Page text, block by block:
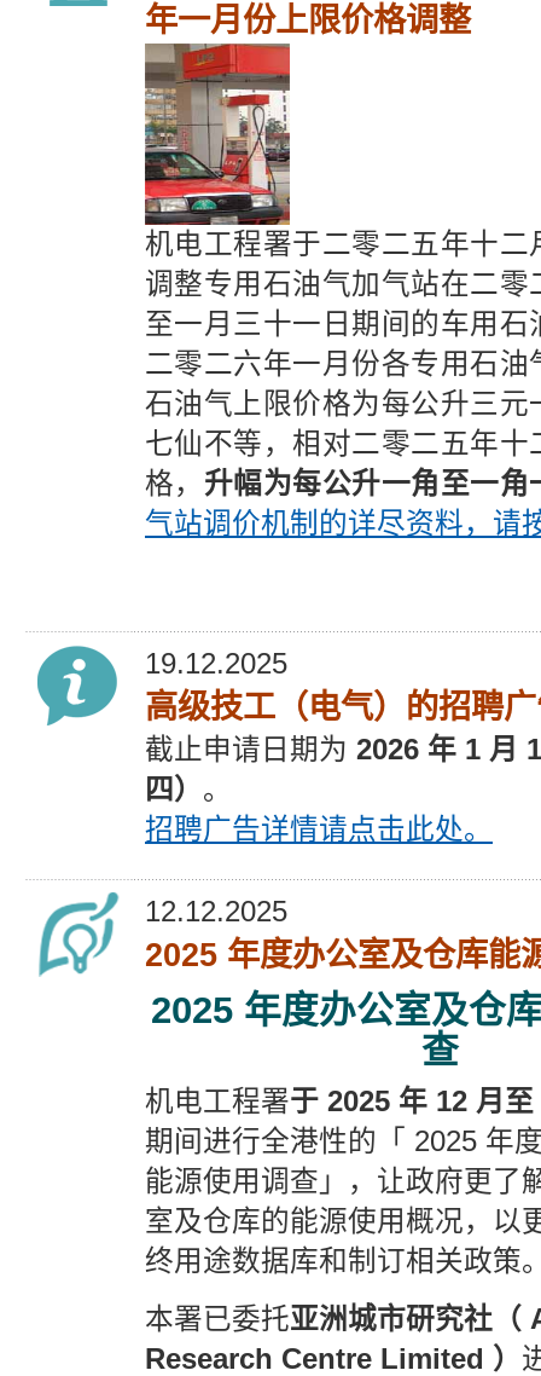
年一月份上限价格调整
机电工程署于二零二五年十二
调整专用石油气加气站在二零
至一月三十一日期间的车用石
二零二六年一月份各专用石油
石油气上限价格为每公升三元
七仙不等，相对二零二五年十
格， 升幅为每公升一角至一角
气站调价机制的详尽资料，请
19.12.2025
高级技工（电气）的招聘
截止申请日期为 2026 年 1 月
四） 。
招聘广告详情请点击此处。
12.12.2025
2025 年度办公室及仓库能
2025 年度办公室及仓
查
机电工程署于 2025 年 12 月
期间进行全港性的「 2025 年
能源使用调查」，让政府更了
室及仓库的能源使用概况，以
终用途数据库和制订相关政策
本署已委托亚洲城市研究社（
Research Centre Limited ）